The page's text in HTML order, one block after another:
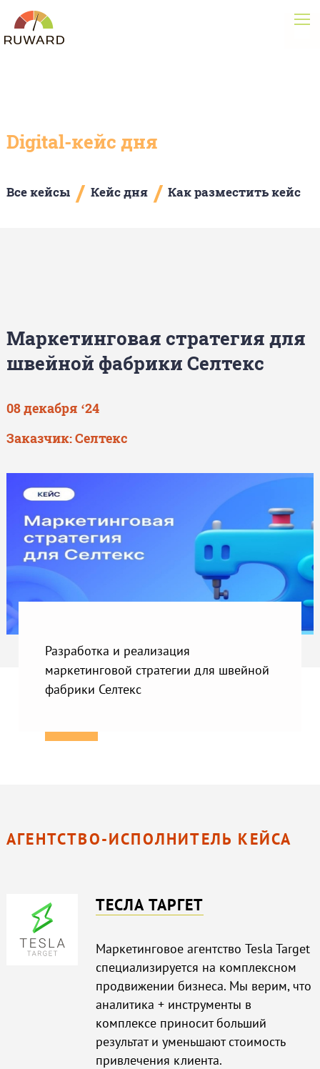
Digital-кейс дня
Все кейсы / Кейс дня / Как разместить кейс
Маркетинговая стратегия для
швейной фабрики Селтекс
08 декабря ‘24
Заказчик: Селтекс
Разработка и реализация
маркетинговой стратегии для швейной
фабрики Селтекс
АГЕНТСТВО-ИСПОЛНИТЕЛЬ КЕЙСА
ТЕСЛА ТАРГЕТ
Маркетинговое агентство Tesla Target
специализируется на комплексном
продвижении бизнеса. Мы верим, что
аналитика + инструменты в
комплексе приносит больший
результат и уменьшают стоимость
привлечения клиента.